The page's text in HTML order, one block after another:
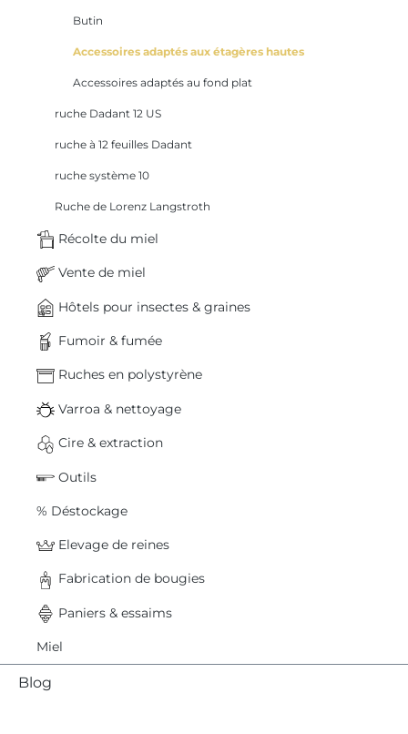
Butin
Accessoires adaptés aux étagères hautes
Accessoires adaptés au fond plat
ruche Dadant 12 US
ruche à 12 feuilles Dadant
ruche système 10
Ruche de Lorenz Langstroth
Récolte du miel
Vente de miel
Hôtels pour insectes & graines
Fumoir & fumée
Ruches en polystyrène
Varroa & nettoyage
Cire & extraction
Outils
% Déstockage
Elevage de reines
Fabrication de bougies
Paniers & essaims
Miel
Blog